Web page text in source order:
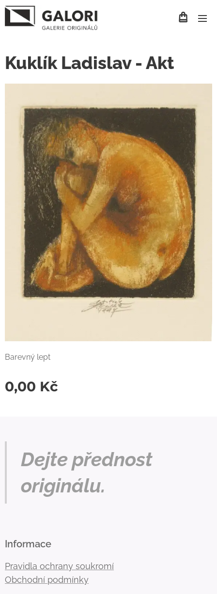
Kuklík Ladislav - Akt
Barevný lept
0,00 Kč
Dejte přednost
originálu.
Informace
Pravidla ochrany soukromí
Obchodní podmínky